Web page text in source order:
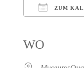
ZUM
WO